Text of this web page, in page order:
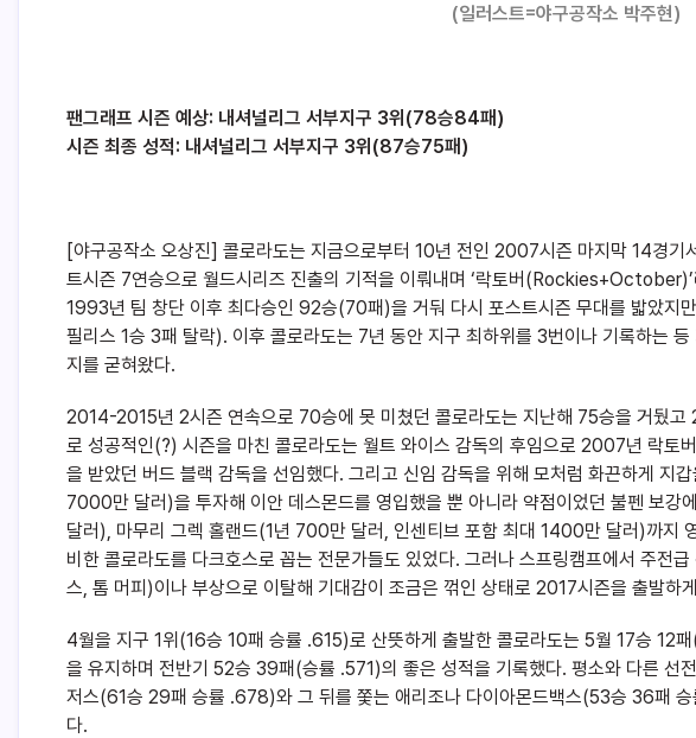
(일러스트=야구공작소 박주현)
팬그래프 시즌 예상: 내셔널리그 서부지구 3위(78승84패)
시즌 최종 성적: 내셔널리그 서부지구 3위(87승75패)
[야구공작소 오상진] 콜로라도는 지금으로부터 10년 전인 2007시즌 마지막 14경기
트시즌 7연승으로 월드시리즈 진출의 기적을 이뤄내며 ‘락토버
1993년 팀 창단 이후 최다승인 92승(70패)을 거둬 다시 포스트시즌 무대를 밟았지
필리스 1승 3패 탈락). 이후 콜로라도는 7년 동안 지구 최하위를 3번이나 기록하는
지를 굳혀왔다.
2014-2015년 2시즌 연속으로 70승에 못 미쳤던 콜로라도는 지난해 75승을 거뒀고
로 성공적인(?) 시즌을 마친 콜로라도는 월트 와이스 감독의 후임으로 2007년 락토
을 받았던 버드 블랙 감독을 선임했다. 그리고 신임 감독을 위해 모처럼 화끈하게 지
7000만 달러)을 투자해 이안 데스몬드를 영입했을 뿐 아니라 약점이었던 불펜 보
달러), 마무리 그렉 홀랜드(1년 700만 달러, 인센티브 포함 최대 1400만 달러)까지
비한 콜로라도를 다크호스로 꼽는 전문가들도 있었다. 그러나 스프링캠프에서 주전
스, 톰 머피)이나 부상으로 이탈해 기대감이 조금은 꺾인 상태로 2017시즌을 출발하
4월을 지구 1위(16승 10패 승률 .615)로 산뜻하게 출발한 콜로라도는 5월 17승
을 유지하며 전반기 52승 39패(승률 .571)의 좋은 성적을 기록했다. 평소와 다른 선
저스(61승 29패 승률 .678)와 그 뒤를 쫓는 애리조나 다이아몬드백스(53승 36패
다.